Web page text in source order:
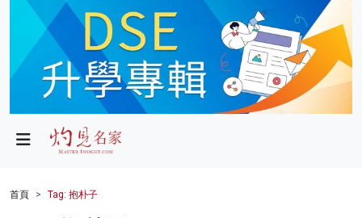
政局
財經
首頁 Tag: 抱朴子